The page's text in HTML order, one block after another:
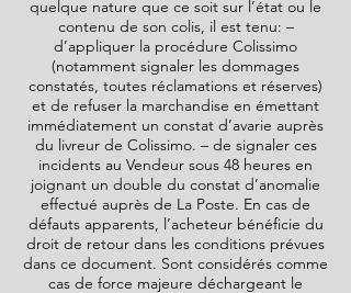
quelque nature que ce soit sur l’état ou le
contenu de son colis, il est tenu: –
d’appliquer la procédure Colissimo
(notamment signaler les dommages
constatés, toutes réclamations et réserves)
et de refuser la marchandise en émettant
immédiatement un constat d’avarie auprès
du livreur de Colissimo. – de signaler ces
incidents au Vendeur sous 48 heures en
joignant un double du constat d’anomalie
effectué auprès de La Poste. En cas de
défauts apparents, l’acheteur bénéficie du
droit de retour dans les conditions prévues
dans ce document. Sont considérés comme
cas de force majeure déchargeant le